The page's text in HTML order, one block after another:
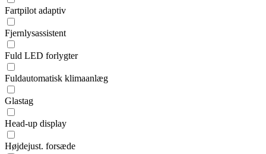
Fartpilot adaptiv
Fjernlysassistent
Fuld LED forlygter
Fuldautomatisk klimaanlæg
Glastag
Head-up display
Højdejust. forsæde